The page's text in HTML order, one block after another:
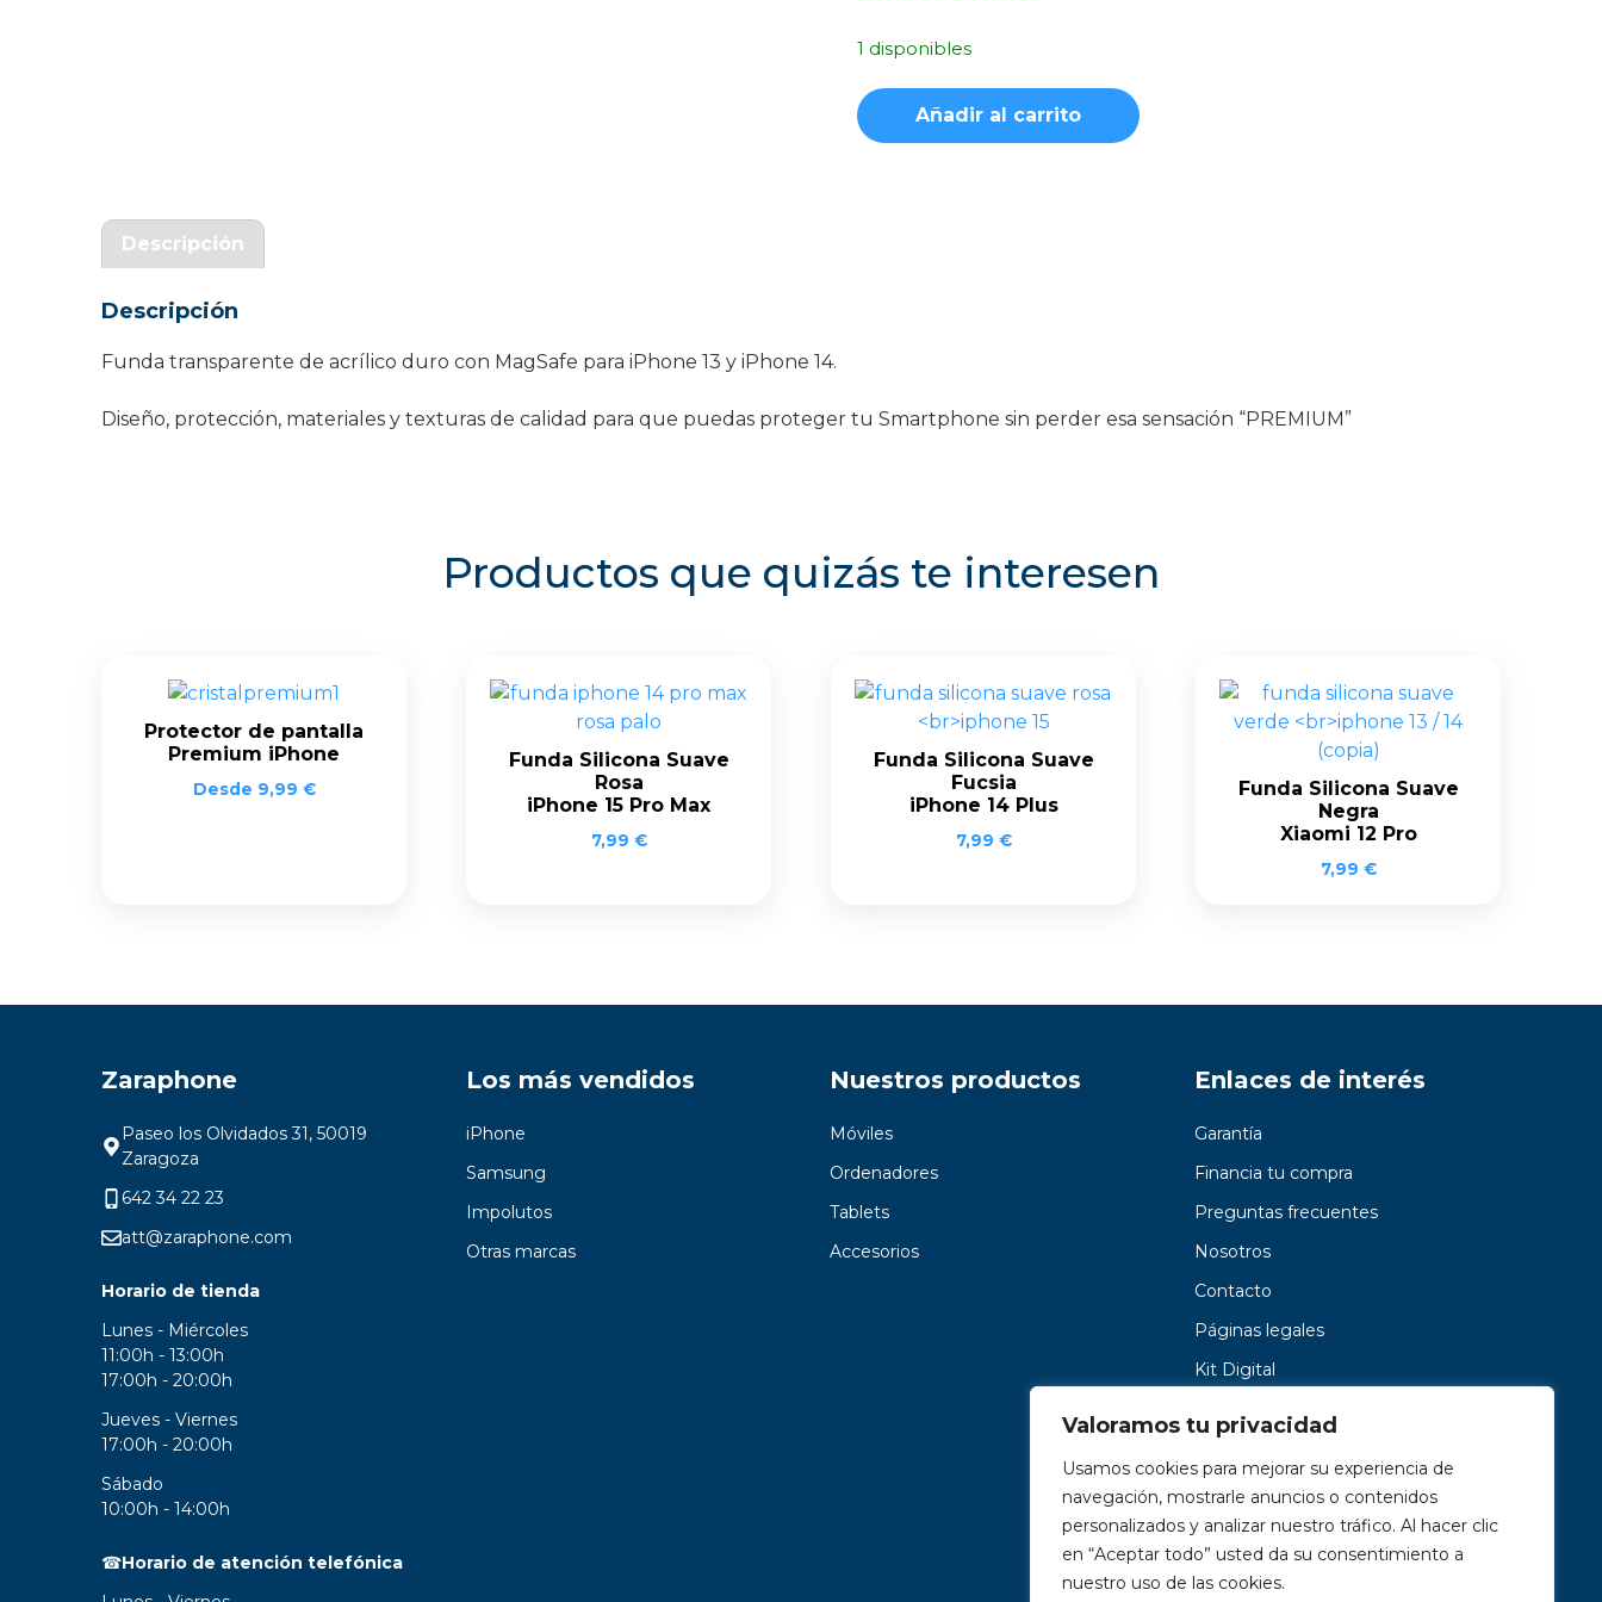
Valoramos tu privacidad
Usamos cookies para mejorar su experiencia de
navegación, mostrarle anuncios o contenidos
personalizados y analizar nuestro tráfico. Al hacer clic
en “Aceptar todo” usted da su consentimiento a
nuestro uso de las cookies.
1 disponibles
Funda
Transparente
Añadir al carrito
Descripción
Descripción
Funda transparente de acrílico duro con MagSafe para iPhone 13 y iPhone 14.
Diseño, protección, materiales y texturas de calidad para que puedas proteger tu Smartphone sin perder esa sensación “PREMIUM”
Productos que quizás te interesen
Protector de pantalla
Premium iPhone
Desde 9,99 €
Funda Silicona Suave
Rosa
iPhone 15 Pro Max
7,99 €
Funda Silicona Suave
Fucsia
iPhone 14 Plus
7,99 €
Funda Silicona Suave
Negra
Xiaomi 12 Pro
7,99 €
Zaraphone
Paseo los Olvidados 31, 50019
Zaragoza
642 34 22 23
att@zaraphone.com
Horario de tienda
Lunes - Miércoles
11:00h - 13:00h
17:00h - 20:00h
Jueves - Viernes
17:00h - 20:00h
Sábado
10:00h - 14:00h
☎Horario de atención telefónica
Los más vendidos
iPhone
Samsung
Impolutos
Otras marcas
Nuestros productos
Móviles
Ordenadores
Tablets
Accesorios
Enlaces de interés
Garantía
Financia tu compra
Preguntas frecuentes
Nosotros
Contacto
Páginas legales
Kit Digital